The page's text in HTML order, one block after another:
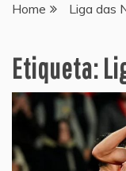
Home Liga das
Etiqueta: